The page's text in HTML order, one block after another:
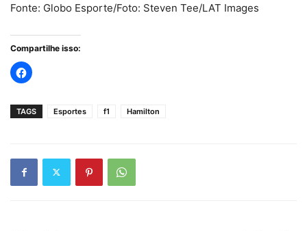
Fonte: Globo Esporte/Foto: Steven Tee/LAT Images
Compartilhe isso:
TAGS Esportes f1 Hamilton